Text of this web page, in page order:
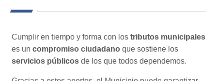
Cumplir en tiempo y forma con lostributos municipales
es uncompromiso ciudadano que sostiene los
servicios públicos de los que todos dependemos.